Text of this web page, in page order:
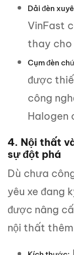
Dải đèn
VinFast
thay cho
Cụm đèn
được
công
Halogen
4. Nội thất
sự đột phá
Dù chưa
yêu xe đang
được nâng
nội thất